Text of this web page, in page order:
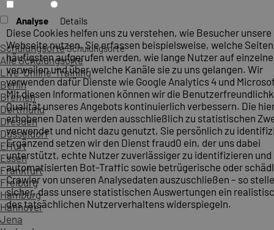
SchulungsorteSchulungsorte
Alle Schulungsorte
Live-Online-Training
Berlin
Bremen
Dortmund
Dresden
Düsseldorf
Erfurt
Essen
Frankfurt
Freiburg
Hamburg
Hannover
Jena
Analyse Details
Diese Cookies helfen uns zu verstehen, wie Besucher unsere
Webseite nutzen. Sie erfassen beispielsweise, welche
häufigsten aufgerufen werden, wie lange Nutzer auf
verweilen und über welche Kanäle sie zu uns gelangen. Wir
verwenden dafür Dienste wie Google Analytics 4 und
Mit diesen Informationen können wir die
Qualität unseres Angebots kontinuierlich verbessern. Die
erhobenen Daten werden ausschließlich zu statistischen
verwendet und nicht dazu genutzt, Sie persönlich zu
Ergänzend setzen wir den Dienst fraud0 ein, der uns dabei
unterstützt, echte Nutzer zuverlässiger zu identifizieren und
automatisierten Bot-Traffic sowie betrügerische oder
Crawler von unseren Analysedaten auszuschließen – so
sicher, dass unsere statistischen Auswertungen ein
des tatsächlichen Nutzerverhaltens widerspiegeln.